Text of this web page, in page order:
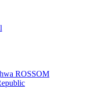
ROSSOM